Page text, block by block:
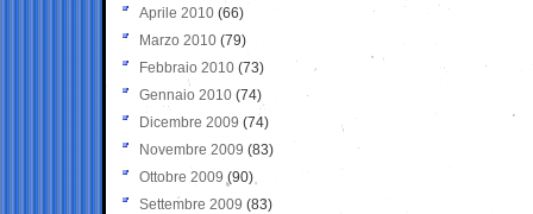
Aprile 2010 (66)
Marzo 2010 (79)
Febbraio 2010 (73)
Gennaio 2010 (74)
Dicembre 2009 (74)
Novembre 2009 (83)
Ottobre 2009 (90)
Settembre 2009 (83)